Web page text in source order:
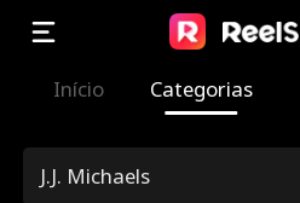
Início Categorias
J.J. Michaels